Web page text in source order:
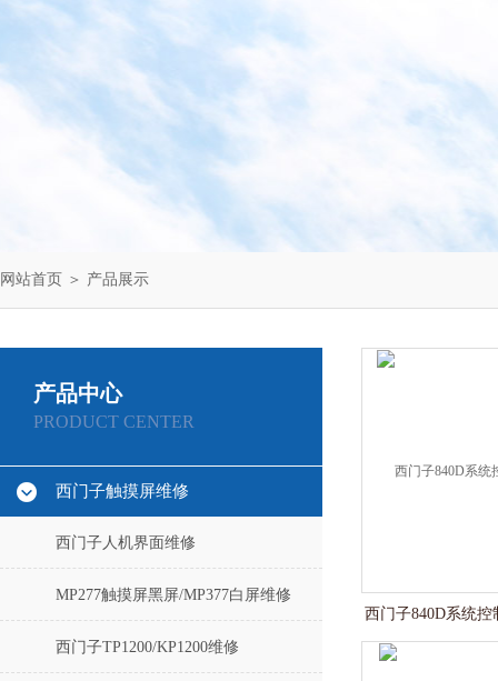
网站首页 ＞ 产品展示
产品中心
PRODUCT CENTER
西门子触摸屏维修
西门子人机界面维修
MP277触摸屏黑屏/MP377白屏维修
西门子TP1200/KP1200维修
西门子840D系统